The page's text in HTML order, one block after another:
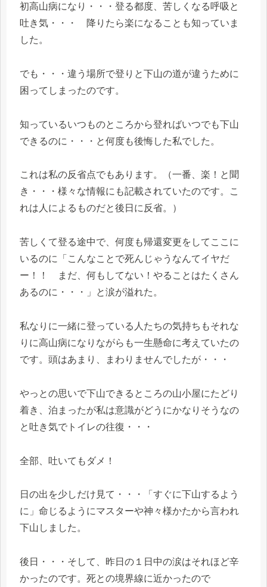
初高山病になり・・・登る都度、苦しくなる呼吸と
吐き気・・・ 降りたら楽になることも知っていま
した。
でも・・・違う場所で登りと下山の道が違うために
困ってしまったのです。
知っているいつものところから登ればいつでも下山
できるのに・・・と何度も後悔した私でした。
これは私の反省点でもあります。（一番、楽！と聞
き・・・様々な情報にも記載されていたのです。こ
れは人によるものだと後日に反省。）
苦しくて登る途中で、何度も帰還変更をしてここに
いるのに「こんなことで死んじゃうなんてイヤだ
ー！！ まだ、何もしてない！やることはたくさん
あるのに・・・」と涙が溢れた。
私なりに一緒に登っている人たちの気持ちもそれな
りに高山病になりながらも一生懸命に考えていたの
です。頭はあまり、まわりませんでしたが・・・
やっとの思いで下山できるところの山小屋にたどり
着き、泊まったが私は意識がどうにかなりそうなの
と吐き気でトイレの往復・・・
全部、吐いてもダメ！
日の出を少しだけ見て・・・「すぐに下山するよう
に」命じるようにマスターや神々様かたから言われ
下山しました。
後日・・・そして、昨日の１日中の涙はそれほど辛
かったのです。死との境界線に近かったので